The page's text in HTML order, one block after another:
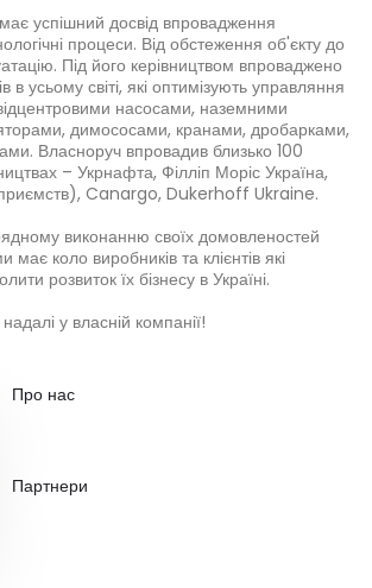
має успішний досвід впровадження
процеси. Від обстеження об'єкту до
Під його керівництвом впроваджено
в усьому світі, які оптимізують управляння
насосами, наземними
димососами, кранами, дробарками,
Власноруч впровадив близько 100
– Укрнафта, Філліп Моріс Україна,
Canargo, Dukerhoff Ukraine.
виконанню своїх домовленостей
коло виробників та клієнтів які
розвиток їх бізнесу в Україні.
у власній компанії!
Про нас
Партнери